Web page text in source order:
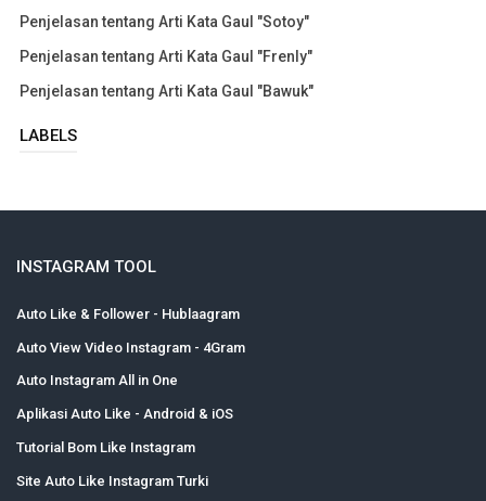
Penjelasan tentang Arti Kata Gaul "Sotoy"
Penjelasan tentang Arti Kata Gaul "Frenly"
Penjelasan tentang Arti Kata Gaul "Bawuk"
LABELS
INSTAGRAM TOOL
Auto Like & Follower - Hublaagram
Auto View Video Instagram - 4Gram
Auto Instagram All in One
Aplikasi Auto Like - Android & iOS
Tutorial Bom Like Instagram
Site Auto Like Instagram Turki